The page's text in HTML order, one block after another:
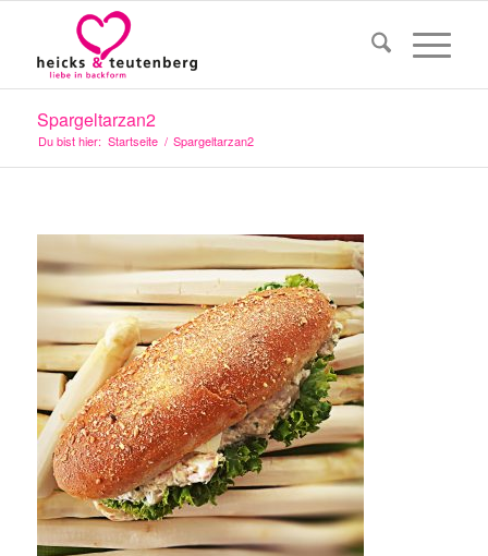
Spargeltarzan2
Du bist hier: Startseite / Spargeltarzan2